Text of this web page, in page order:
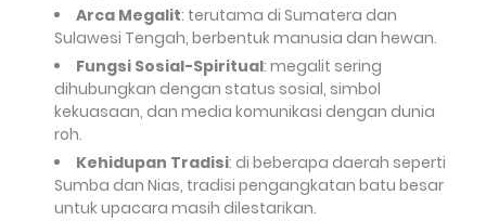
Arca Megalit: terutama di Sumatera dan
Sulawesi Tengah, berbentuk manusia dan hewan.
Fungsi Sosial-Spiritual: megalit sering
dihubungkan dengan status sosial, simbol
kekuasaan, dan media komunikasi dengan dunia
roh.
Kehidupan Tradisi: di beberapa daerah seperti
Sumba dan Nias, tradisi pengangkatan batu besar
untuk upacara masih dilestarikan.